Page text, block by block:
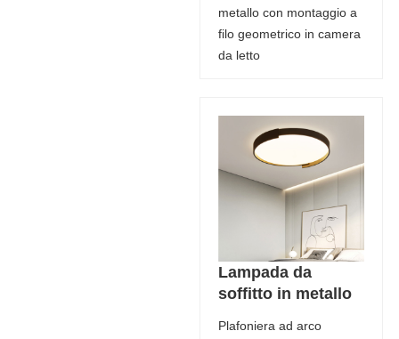
metallo con montaggio a
filo geometrico in camera
da letto
Lampada da
soffitto in metallo
Plafoniera ad arco